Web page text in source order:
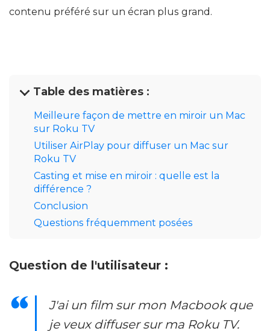
contenu préféré sur un écran plus grand.
Table des matières :
Meilleure façon de mettre en miroir un Mac
sur Roku TV
Utiliser AirPlay pour diffuser un Mac sur
Roku TV
Casting et mise en miroir : quelle est la
différence ?
Conclusion
Questions fréquemment posées
Question de l'utilisateur :
J'ai un film sur mon Macbook que
je veux diffuser sur ma Roku TV.